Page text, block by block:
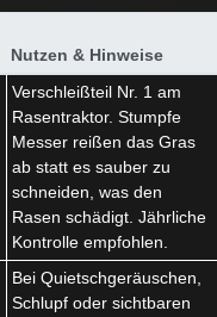
Nutzen & Hinweise
Verschleißteil Nr. 1 am
Rasentraktor. Stumpfe
Messer reißen das Gras
ab statt es sauber zu
schneiden, was den
Rasen schädigt. Jährliche
Kontrolle empfohlen.
Bei Quietschgeräuschen,
Schlupf oder sichtbaren